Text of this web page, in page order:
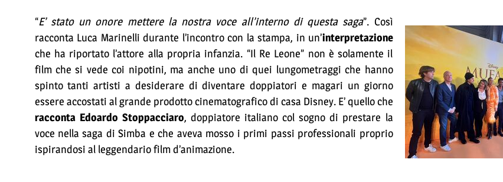
“E’ stato un onore mettere la nostra voce all’interno di questa saga”. Così
racconta Luca Marinelli durante l’incontro con la stampa, in un’interpretazione
che ha riportato l’attore alla propria infanzia. “Il Re Leone” non è solamente il
film che si vede coi nipotini, ma anche uno di quei lungometraggi che hanno
spinto tanti artisti a desiderare di diventare doppiatori e magari un giorno
essere accostati al grande prodotto cinematografico di casa Disney. E’ quello che
racconta Edoardo Stoppacciaro, doppiatore italiano col sogno di prestare la
voce nella saga di Simba e che aveva mosso i primi passi professionali proprio
ispirandosi al leggendario film d’animazione.